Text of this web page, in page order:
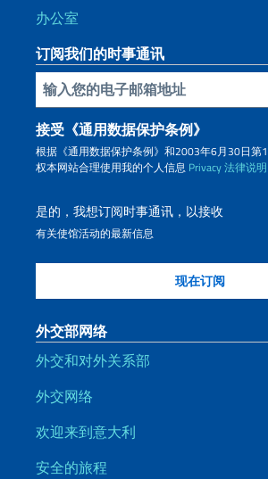
办公室
订阅我们的时事通讯
插入你的電子郵件
接受《通用数据保护条例》
根据《通用数据保护条例》和2003年6月30日第
权本网站合理使用我的个人信息 Privacy法律说明
是的，我想订阅时事通讯，以接收
有关使馆活动的最新信息
外交部网络
外交和对外关系部
外交网络
欢迎来到意大利
安全的旅程